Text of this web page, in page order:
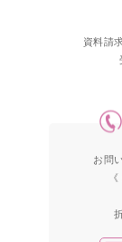
資料請
お問